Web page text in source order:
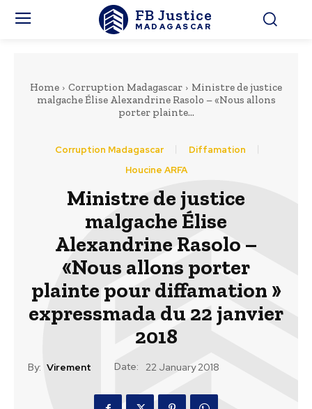
FB Justice
MADAGASCAR
Home Corruption Madagascar
Ministre de justice
malgache Élise Alexandrine Rasolo – «Nous allons
porter plainte...
Corruption Madagascar
Diffamation
Houcine ARFA
Ministre de justice
malgache Élise
Alexandrine Rasolo –
«Nous allons porter
plainte pour diffamation »
expressmada du 22 janvier
2018
By: Virement Date: 22 January 2018